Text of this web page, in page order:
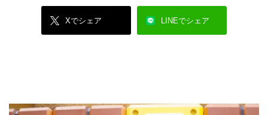
Xでシェア LINEでシェア